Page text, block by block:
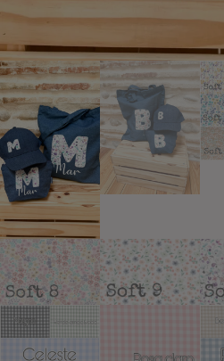
Añadir a lista de deseos